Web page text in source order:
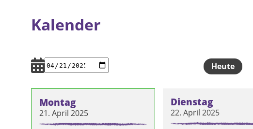
Kalender
Montag
21. April 2025
Dienstag
22. April 2025
Heute